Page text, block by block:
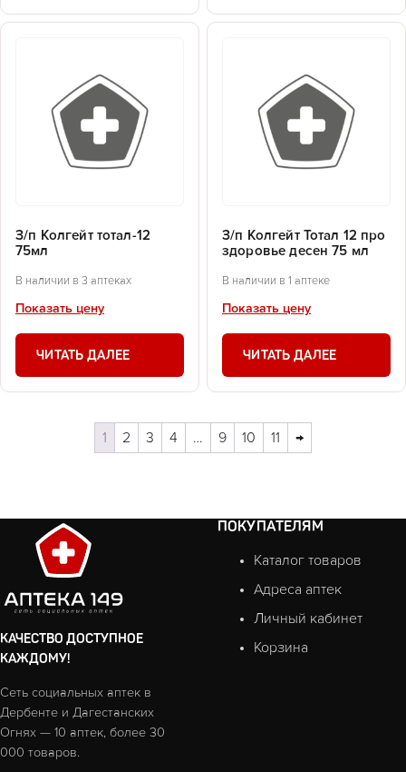
З/п Колгейт тотал-12
75мл
В наличии в 3 аптеках
Показать цену
ЧИТАТЬ ДАЛЕЕ
З/п Колгейт Тотал 12 про
здоровье десен 75 мл
В наличии в 1 аптеке
Показать цену
ЧИТАТЬ ДАЛЕЕ
1 2 3 4 … 9 10 11 →
КАЧЕСТВО ДОСТУПНОЕ
КАЖДОМУ!
Сеть социальных аптек в
Дербенте и Дагестанских
Огнях — 10 аптек, более 30
000 товаров.
ПОКУПАТЕЛЯМ
Каталог товаров
Адреса аптек
Личный кабинет
Корзина